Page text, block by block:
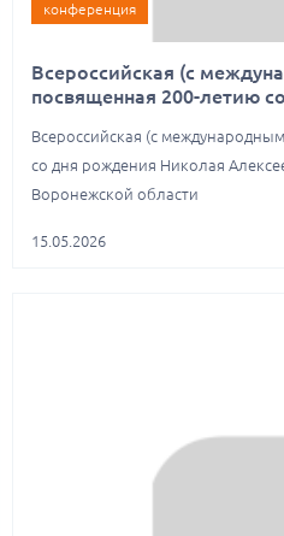
конференция
Всероссийская (с
посвященная 200-летию
Всероссийская (с
со дня рождения Николая
Воронежской области
15.05.2026